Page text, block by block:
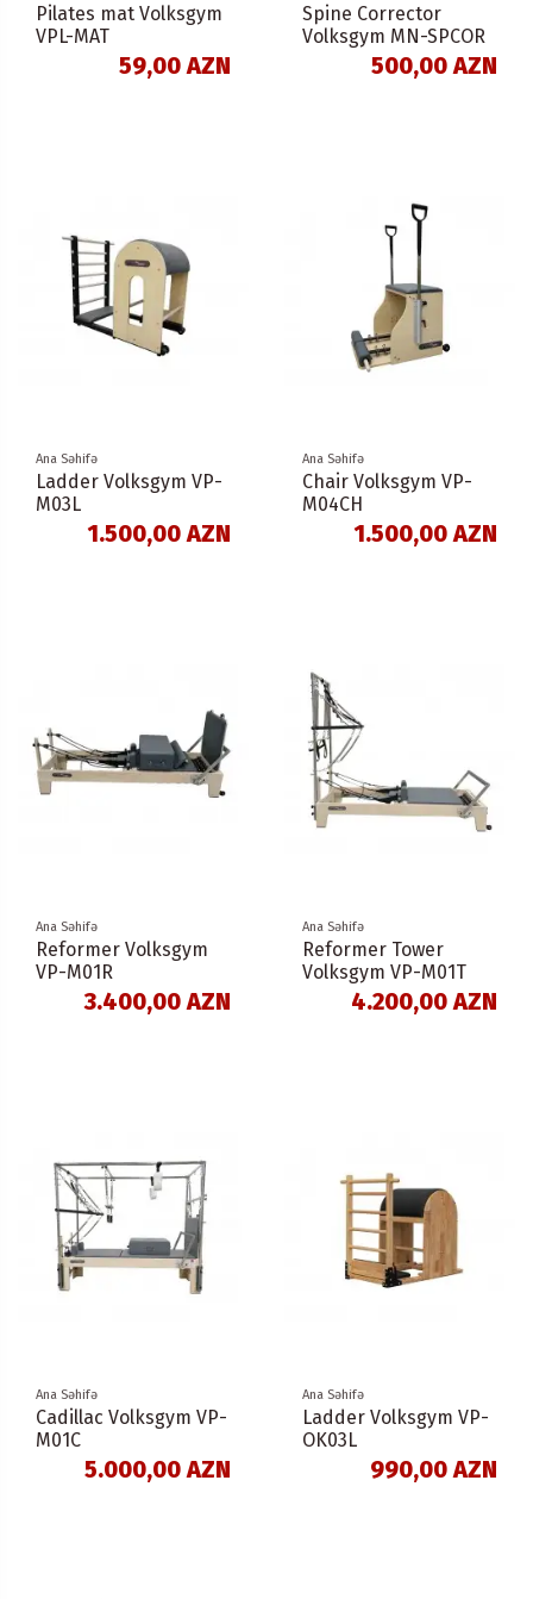
Pilates mat Volksgym
VPL-MAT
59,00 AZN
Spine Corrector
Volksgym MN-SPCOR
500,00 AZN
Ana Səhifə
Ladder Volksgym VP-
M03L
1.500,00 AZN
Ana Səhifə
Chair Volksgym VP-
M04CH
1.500,00 AZN
Ana Səhifə
Reformer Volksgym
VP-M01R
3.400,00 AZN
Ana Səhifə
Reformer Tower
Volksgym VP-M01T
4.200,00 AZN
Ana Səhifə
Cadillac Volksgym VP-
M01C
5.000,00 AZN
Ana Səhifə
Ladder Volksgym VP-
OK03L
990,00 AZN